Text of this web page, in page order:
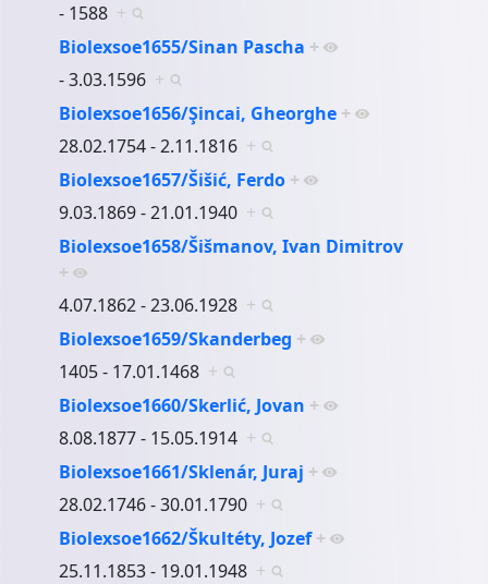
- 1588 +
Biolexsoe1655/Sinan Pascha +
- 3.03.1596 +
Biolexsoe1656/Şincai, Gheorghe +
28.02.1754 - 2.11.1816 +
Biolexsoe1657/Šišić, Ferdo +
9.03.1869 - 21.01.1940 +
Biolexsoe1658/Šišmanov, Ivan Dimitrov
+
4.07.1862 - 23.06.1928 +
Biolexsoe1659/Skanderbeg +
1405 - 17.01.1468 +
Biolexsoe1660/Skerlić, Jovan +
8.08.1877 - 15.05.1914 +
Biolexsoe1661/Sklenár, Juraj +
28.02.1746 - 30.01.1790 +
Biolexsoe1662/Škultéty, Jozef +
25.11.1853 - 19.01.1948 +